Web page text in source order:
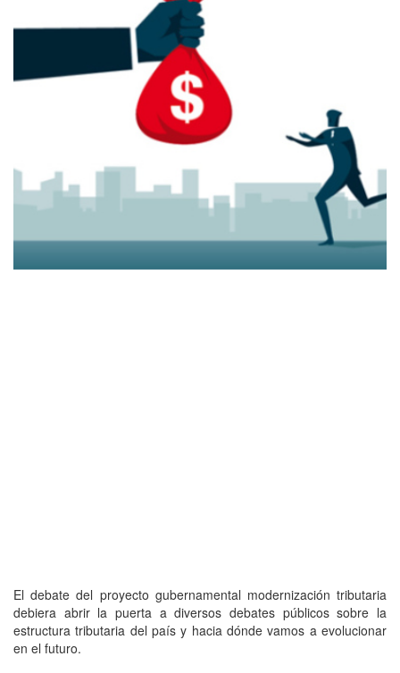
El debate del proyecto gubernamental modernización tributaria
debiera abrir la puerta a diversos debates públicos sobre la
estructura tributaria del país y hacia dónde vamos a evolucionar
en el futuro.